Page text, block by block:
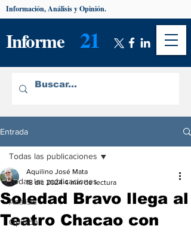
Informe 21
Información, Análisis y Opinión.
Entrada
Todas las publicaciones
Análisis
Opinión
Todas las publicaciones
Soledad Bravo llega al
Teatro Chacao con
Aquilino José Mata
18 dic 2024 4 min de lectura